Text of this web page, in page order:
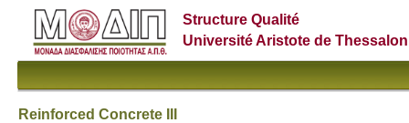
Structure Qualité
Université Aristote de
Reinforced Concrete III